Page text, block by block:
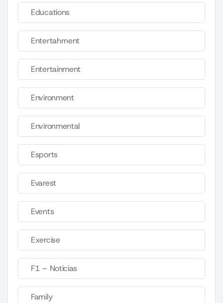
Educations
Entertahrnent
Entertainment
Environment
Environmental
Esports
Evarest
Events
Exercise
F1 – Noticias
Family